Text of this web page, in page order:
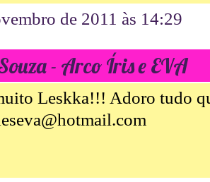
de 2011 às 14:29
- Arco Íris e EVA
Leskka!!! Adoro tudo